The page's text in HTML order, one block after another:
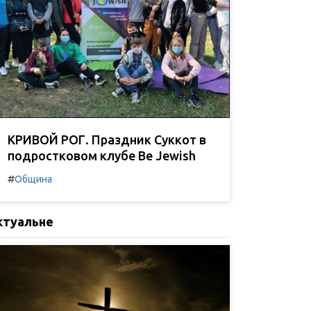
КРИВОЙ РОГ. Праздник Суккот в
подростковом клубе Be Jewish
#Община